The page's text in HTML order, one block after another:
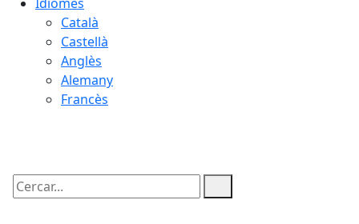
Català
Castellà
Anglès
Alemany
Francès
Cercar: